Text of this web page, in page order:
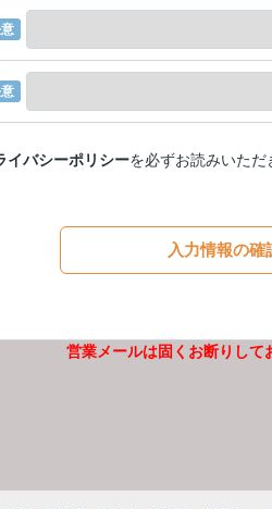
イバシーポリシーを必ずお読みいただ
入力情報の確
営業メールは固くお断りして